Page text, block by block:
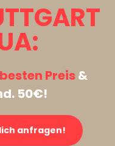
besten Preis&
50€!
anfragen!